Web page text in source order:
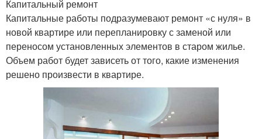
Капитальный ремонт
Капитальные работы подразумевают ремонт «с нуля» в
новой квартире или перепланировку с заменой или
переносом установленных элементов в старом жилье.
Объем работ будет зависеть от того, какие изменения
решено произвести в квартире.